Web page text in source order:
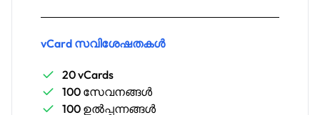
vCard സവിശേഷതകൾ
20 vCards
100 സേവനങ്ങൾ
100 ഉൽപ്പന്നങ്ങൾ